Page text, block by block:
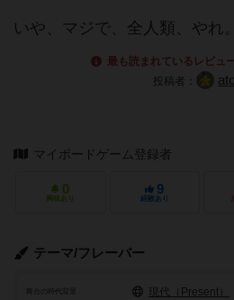
いや、マジで、全人類、やれ
最も読まれているレビュ
投稿者：
マイボードゲーム登録者
0
興味あり
9
経験あり
テーマ/フレーバー
舞台の時代背景 現代（Present）